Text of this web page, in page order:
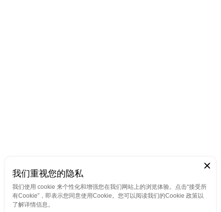
我们重视您的隐私
我们使用 cookie 来个性化和增强您在我们网站上的浏览体验。点击“接受所
有Cookie”，即表示您同意使用Cookie。您可以阅读我们的Cookie 政策以
了解详情信息。